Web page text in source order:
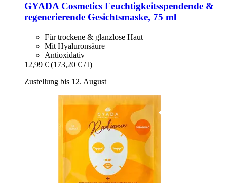
GYADA Cosmetics Feuchtigkeitsspendende &
regenerierende Gesichtsmaske, 75 ml
Für trockene & glanzlose Haut
Mit Hyaluronsäure
Antioxidativ
12,99 € (173,20 € / l)
Zustellung bis 12. August